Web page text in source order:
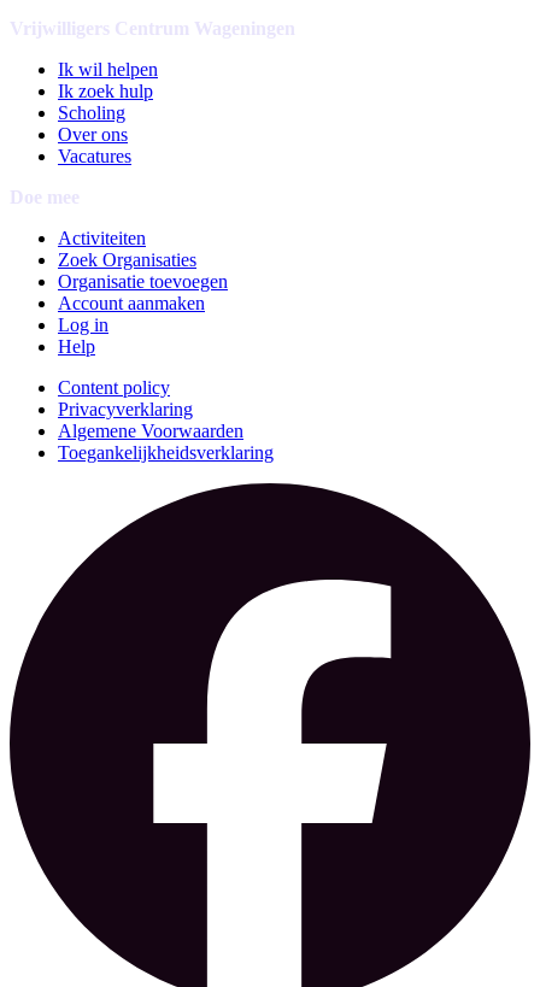
Vrijwilligers Centrum Wageningen
Ik wil helpen
Ik zoek hulp
Scholing
Over ons
Vacatures
Doe mee
Activiteiten
Zoek Organisaties
Organisatie toevoegen
Account aanmaken
Log in
Help
Content policy
Privacyverklaring
Algemene Voorwaarden
Toegankelijkheidsverklaring